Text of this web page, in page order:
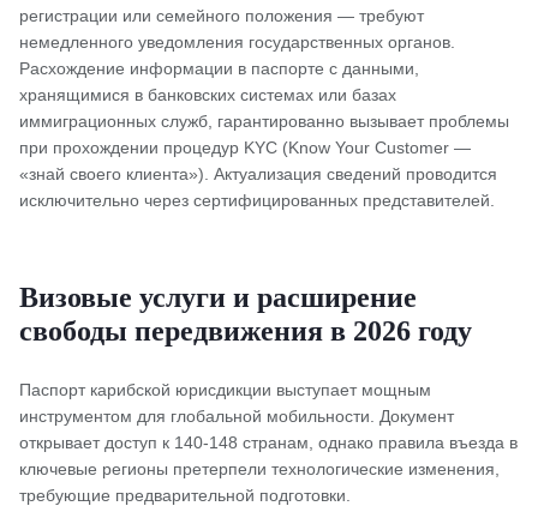
регистрации или семейного положения — требуют
немедленного уведомления государственных органов.
Расхождение информации в паспорте с данными,
хранящимися в банковских системах или базах
иммиграционных служб, гарантированно вызывает проблемы
при прохождении процедур KYC (Know Your Customer —
«знай своего клиента»). Актуализация сведений проводится
исключительно через сертифицированных представителей.
Визовые услуги и расширение
свободы передвижения в 2026 году
Паспорт карибской юрисдикции выступает мощным
инструментом для глобальной мобильности. Документ
открывает доступ к 140-148 странам, однако правила въезда в
ключевые регионы претерпели технологические изменения,
требующие предварительной подготовки.